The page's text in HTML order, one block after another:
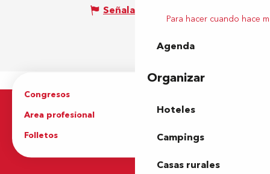
Para hacer cuando hace
Agenda
Organizar
Hoteles
Campings
Casas rurales
Señalar un error
Congresos
Area profesional
Prensa
Folletos
Oficina de Turismo